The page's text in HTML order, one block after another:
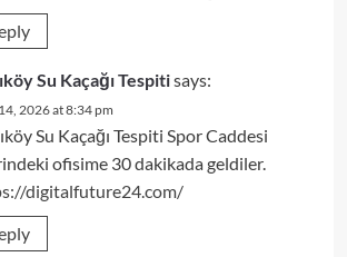
Su Kaçağı Tespitisays:
2026 at 8:34 pm
Su Kaçağı Tespiti Spor Caddesi
ofisime 30 dakikada geldiler.
digitalfuture24.com/